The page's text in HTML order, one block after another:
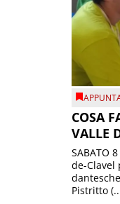
COSA
VALLE
SABATO
de-Clavel
Pistritto